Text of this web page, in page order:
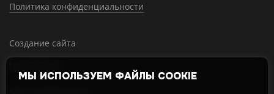
Политика конфиденциальности
Создание сайта
МЫ ИСПОЛЬЗУЕМ ФАЙЛЫ COOKIE